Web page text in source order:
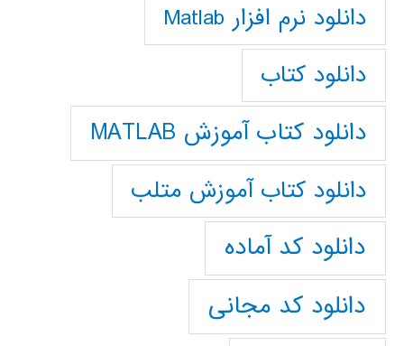
دانلود نرم افزار Matlab
دانلود کتاب
دانلود کتاب آموزش MATLAB
دانلود کتاب آموزش متلب
دانلود کد آماده
دانلود کد مجانی